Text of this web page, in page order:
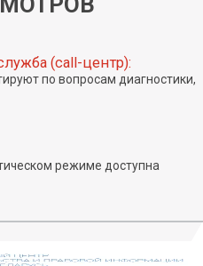
(call-центр):
по вопросам диагностики,
режиме доступна